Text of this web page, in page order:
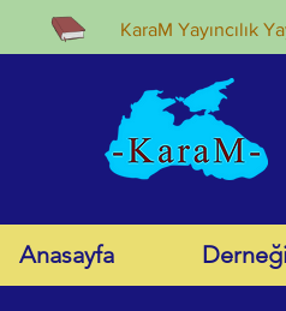
KaraM Yayıncılık
Anasayfa